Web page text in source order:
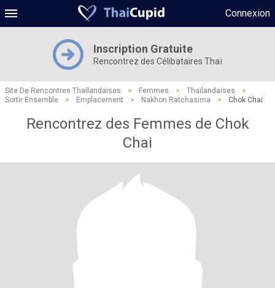
Connexion
Inscription Gratuite
Rencontrez des Célibataires Thaï
Site De Rencontres Thaïlandaises > Femmes > Thaïlandaises
>
Sortir Ensemble
> Emplacement > Nakhon Ratchasima > Chok Chai
Rencontrez des Femmes de Chok
Chai